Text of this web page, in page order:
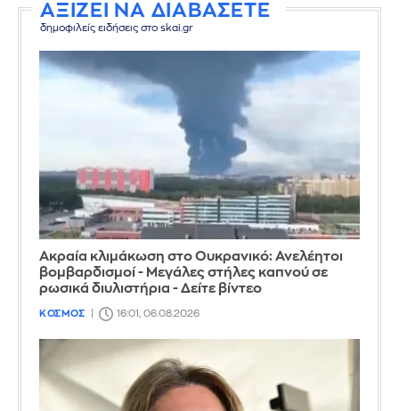
ΑΞΙΖΕΙ ΝΑ ΔΙΑΒΑΣΕΤΕ
δημοφιλείς ειδήσεις στο skai.gr
Ακραία κλιμάκωση στο Ουκρανικό: Ανελέητοι
βομβαρδισμοί - Μεγάλες στήλες καπνού σε
ρωσικά διυλιστήρια - Δείτε βίντεο
ΚΟΣΜΟΣ 16:01, 06.08.2026